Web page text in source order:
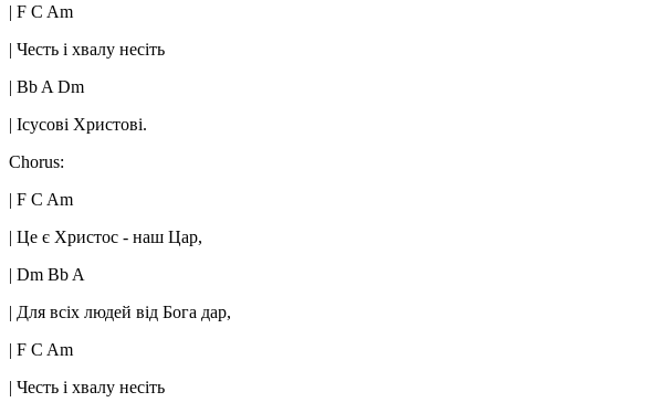
| F C Am
| Честь і хвалу несіть
| Bb A Dm
| Ісусові Христові.
Chorus:
| F C Am
| Це є Христос - наш Цар,
| Dm Bb A
| Для всіх людей від Бога дар,
| F C Am
| Честь і хвалу несіть